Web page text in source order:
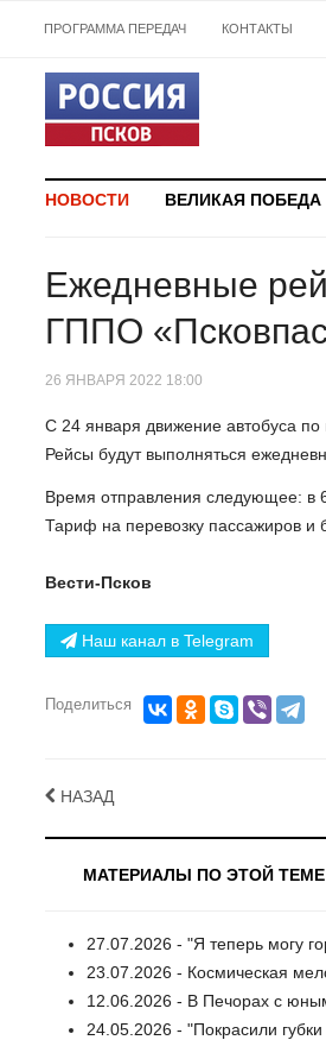
ПРОГРАММА ПЕРЕДАЧ КОНТАКТЫ
НОВОСТИ ВЕЛИКАЯ ПОБЕДА
Ежедневные
ГППО
26 ЯНВАРЯ 2022 18:00
С 24 января движение автобуса
Рейсы будут выполняться
Время отправления следующее: в
Тариф на перевозку пассажиров и
Вести-Псков
Наш канал в Telegram
Поделиться
НАЗАД
МАТЕРИАЛЫ ПО ЭТОЙ ТЕМЕ
27.07.2026 - "Я теперь могу
23.07.2026 - Космическая
12.06.2026 - В Печорах с
24.05.2026 - "Покрасили